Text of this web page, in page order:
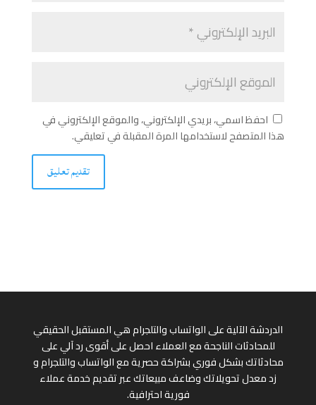
احفظ اسمي، بريدي الإلكتروني، والموقع الإلكتروني في
هذا المتصفح لاستخدامها المرة المقبلة في تعليقي.
الدردشة الآلية على الواتساب والتلجرام هي المستقبل الحقيقي
للمحادثات الناجحة مع العملاء احصل على أقوى رد آلي على
محادثاتك بشكل فوري بشراكة حصرية مع الواتساب والتلجرام و
زد معدل تحويلاتك وضاعف مبيعاتك عبر تقديم خدمة عملاء
فورية احترافية.